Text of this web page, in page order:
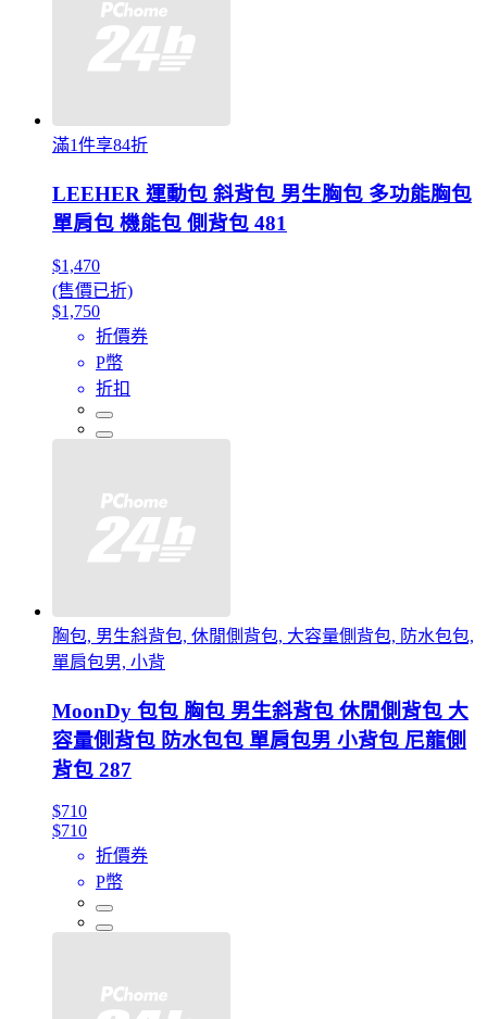
滿1件享84折
LEEHER 運動包 斜背包 男生胸包 多功能胸包
單肩包 機能包 側背包 481
$1,470
(售價已折)
$1,750
折價券
P幣
折扣
胸包, 男生斜背包, 休閒側背包, 大容量側背包, 防水包包,
單肩包男, 小背
MoonDy 包包 胸包 男生斜背包 休閒側背包 大
容量側背包 防水包包 單肩包男 小背包 尼龍側
背包 287
$710
$710
折價券
P幣